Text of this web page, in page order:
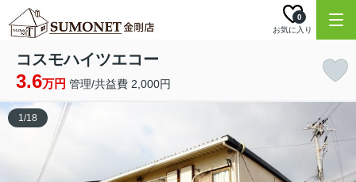
お気に入り
0
コスモハイツエコー
3.6万円 管理/共益費 2,000円
1/18